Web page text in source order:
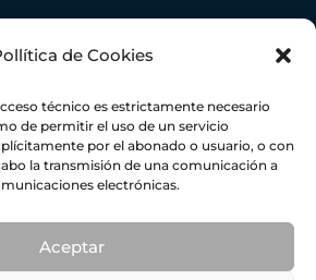
de Cookies
técnico es estrictamente necesario
de permitir el uso de un servicio
por el abonado o usuario, o con
la transmisión de una comunicación a
electrónicas.
Aceptar
ha recibido una ayuda de la Unión Europea con cargo al
inversión total de78.919,00 €y una ayuda concedida por
de energía renovable, así como la implantación de sistemas